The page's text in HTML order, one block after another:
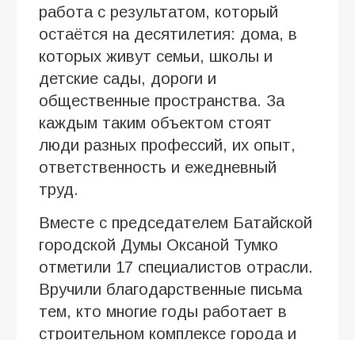
работа с результатом, который
остаётся на десятилетия: дома, в
которых живут семьи, школы и
детские сады, дороги и
общественные пространства. За
каждым таким объектом стоят
люди разных профессий, их опыт,
ответственность и ежедневный
труд.
Вместе с председателем Батайской
городской Думы Оксаной Тумко
отметили 17 специалистов отрасли.
Вручили благодарственные письма
тем, кто многие годы работает в
строительном комплексе города и